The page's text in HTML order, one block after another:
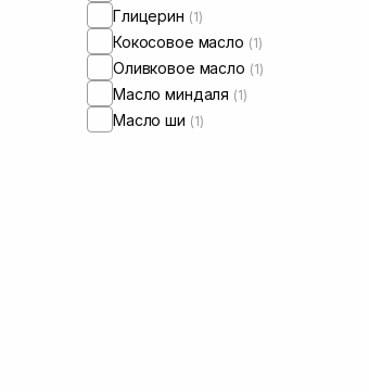
Глицерин (1)
Кокосовое масло (1)
Оливковое масло (1)
Масло миндаля (1)
Масло ши (1)